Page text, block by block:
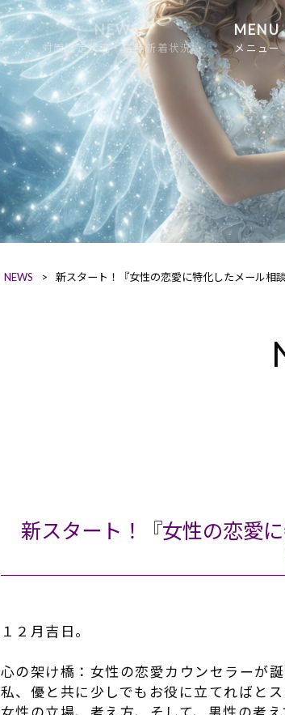
NEWS
対面鑑定状況・店舗新着状況
MENU
メニュー
NEWS > 新スタート！『女性の恋愛に特化したメール
新スタート！『女性の恋愛
１２月吉日。
心の架け橋：女性の恋愛カウンセラーが誕
私、優と共に少しでもお役に立てればとス